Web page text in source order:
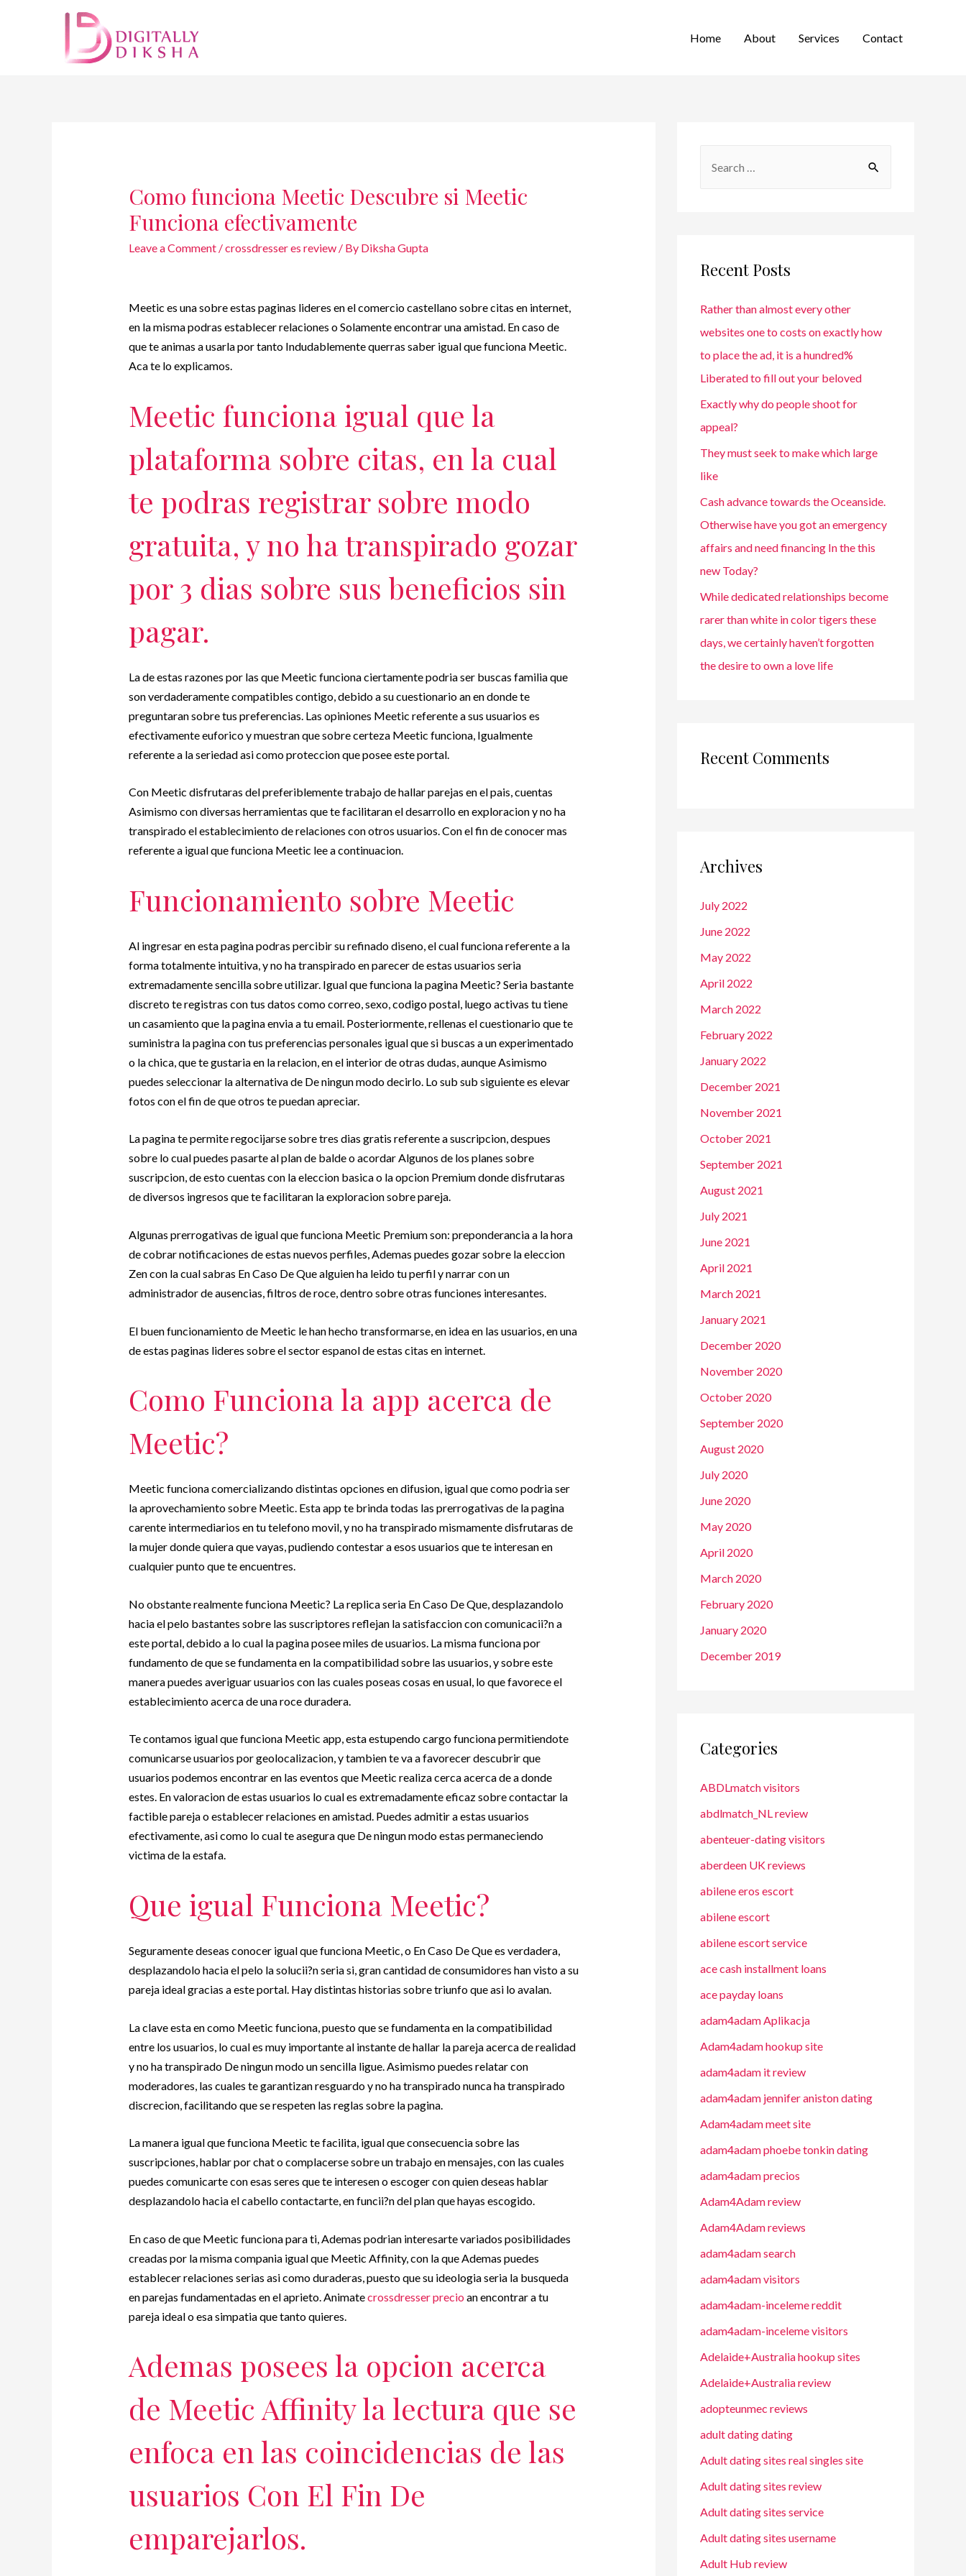
Home About Services Contact
Como funciona Meetic Descubre si Meetic
Funciona efectivamente
Leave a Comment /crossdresser es review/ By Diksha Gupta
Meetic es una sobre estas paginas lideres en el comercio castellano sobre citas en internet,
en la misma podras establecer relaciones o Solamente encontrar una amistad. En caso de
que te animas a usarla por tanto Indudablemente querras saber igual que funciona Meetic.
Aca te lo explicamos.
Meetic funciona igual que la
plataforma sobre citas, en la cual
te podras registrar sobre modo
gratuita, y no ha transpirado gozar
por 3 dias sobre sus beneficios sin
pagar.
La de estas razones por las que Meetic funciona ciertamente podria ser buscas familia que
son verdaderamente compatibles contigo, debido a su cuestionario an en donde te
preguntaran sobre tus preferencias. Las opiniones Meetic referente a sus usuarios es
efectivamente euforico y muestran que sobre certeza Meetic funciona, Igualmente
referente a la seriedad asi­ como proteccion que posee este portal.
Con Meetic disfrutaras del preferiblemente trabajo de hallar parejas en el pais, cuentas
Asimismo con diversas herramientas que te facilitaran el desarrollo en exploracion y no ha
transpirado el establecimiento de relaciones con otros usuarios. Con el fin de conocer mas
referente a igual que funciona Meetic lee a continuacion.
Funcionamiento sobre Meetic
Al ingresar en esta pagina podras percibir su refinado diseno, el cual funciona referente a la
forma totalmente intuitiva, y no ha transpirado en parecer de estas usuarios seria
extremadamente sencilla sobre utilizar. Igual que funciona la pagina Meetic? Seria bastante
discreto te registras con tus datos como correo, sexo, codigo postal, luego activas tu tiene
un casamiento que la pagina envia a tu email. Posteriormente, rellenas el cuestionario que te
suministra la pagina con tus preferencias personales igual que si buscas a un experimentado
o la chica, que te gustaria en la relacion, en el interior de otras dudas, aunque Asimismo
puedes seleccionar la alternativa de De ningun modo decirlo.Lo sub sub siguiente es elevar
fotos con el fin de que otros te puedan apreciar.
La pagina te permite regocijarse sobre tres dias gratis referente a suscripcion, despues
sobre lo cual puedes pasarte al plan de balde o acordar Algunos de los planes sobre
suscripcion, de esto cuentas con la eleccion basica o la opcion Premium donde disfrutaras
de diversos ingresos que te facilitaran la exploracion sobre pareja.
Algunas prerrogativas de igual que funciona Meetic Premium son: preponderancia a la hora
de cobrar notificaciones de estas nuevos perfiles, Ademas puedes gozar sobre la eleccion
Zen con la cual sabras En Caso De Que alguien ha leido tu perfil y narrar con un
administrador de ausencias, filtros de roce, dentro sobre otras funciones interesantes.
El buen funcionamiento de Meetic le han hecho transformarse, en idea en las usuarios, en una
de estas paginas lideres sobre el sector espanol de estas citas en internet.
Como Funciona la app acerca de
Meetic?
Meetic funciona comercializando distintas opciones en difusion, igual que como podri­a ser
la aprovechamiento sobre Meetic. Esta app te brinda todas las prerrogativas de la pagina
carente intermediarios en tu telefono movil, y no ha transpirado mismamente disfrutaras de
la mujer donde quiera que vayas, pudiendo contestar a esos usuarios que te interesan en
cualquier punto que te encuentres.
No obstante realmente funciona Meetic? La replica seria En Caso De Que, desplazandolo
hacia el pelo bastantes sobre las suscriptores reflejan la satisfaccion con comunicacii?n a
este portal, debido a lo cual la pagina posee miles de usuarios. La misma funciona por
fundamento de que se fundamenta en la compatibilidad sobre las usuarios, y sobre este
manera puedes averiguar usuarios con las cuales poseas cosas en usual, lo que favorece el
establecimiento acerca de una roce duradera.
Te contamos igual que funciona Meetic app, esta estupendo cargo funciona permitiendote
comunicarse usuarios por geolocalizacion, y tambien te va a favorecer descubrir que
usuarios podemos encontrar en las eventos que Meetic realiza cerca acerca de a donde
estes. En valoracion de estas usuarios lo cual es extremadamente eficaz sobre contactar la
factible pareja o establecer relaciones en amistad. Puedes admitir a estas usuarios
efectivamente, asi como lo cual te asegura que De ningun modo estas permaneciendo
victima de la estafa.
Que igual Funciona Meetic?
Seguramente deseas conocer igual que funciona Meetic, o En Caso De Que es verdadera,
desplazandolo hacia el pelo la solucii?n seria si, gran cantidad de consumidores han visto a su
pareja ideal gracias a este portal. Hay distintas historias sobre triunfo que asi lo avalan.
La clave esta en como Meetic funciona, puesto que se fundamenta en la compatibilidad
entre los usuarios, lo cual es muy importante al instante de hallar la pareja acerca de realidad
y no ha transpirado De ningun modo un sencilla ligue. Asimismo puedes relatar con
moderadores, las cuales te garantizan resguardo y no ha transpirado nunca ha transpirado
discrecion, facilitando que se respeten las reglas sobre la pagina.
La manera igual que funciona Meetic te facilita, igual que consecuencia sobre las
suscripciones, hablar por chat o complacerse sobre un trabajo en mensajes, con las cuales
puedes comunicarte con esas seres que te interesen o escoger con quien deseas hablar
desplazandolo hacia el cabello contactarte, en funcii?n del plan que hayas escogido.
En caso de que Meetic funciona para ti, Ademas podrian interesarte variados posibilidades
creadas por la misma compania igual que Meetic Affinity, con la que Ademas puedes
establecer relaciones serias asi como duraderas, puesto que su ideologia seria la busqueda
en parejas fundamentadas en el aprieto. Animatecrossdresser precio an encontrar a tu
pareja ideal o esa simpatia que tanto quieres.
Ademas posees la opcion acerca
de Meetic Affinity la lectura que se
enfoca en las coincidencias de las
usuarios Con El Fin De
emparejarlos.
Recent Posts
Rather than almost every other
websites one to costs on exactly how
to place the ad, it is a hundred%
Liberated to fill out your beloved
Exactly why do people shoot for
appeal?
They must seek to make which large
like
Cash advance towards the Oceanside.
Otherwise have you got an emergency
affairs and need financing In the this
new Today?
While dedicated relationships become
rarer than white in color tigers these
days, we certainly haven’t forgotten
the desire to own a love life
Recent Comments
Archives
July 2022
June 2022
May 2022
April 2022
March 2022
February 2022
January 2022
December 2021
November 2021
October 2021
September 2021
August 2021
July 2021
June 2021
April 2021
March 2021
January 2021
December 2020
November 2020
October 2020
September 2020
August 2020
July 2020
June 2020
May 2020
April 2020
March 2020
February 2020
January 2020
December 2019
Categories
ABDLmatch visitors
abdlmatch_NL review
abenteuer-dating visitors
aberdeen UK reviews
abilene eros escort
abilene escort
abilene escort service
ace cash installment loans
ace payday loans
adam4adam Aplikacja
Adam4adam hookup site
adam4adam it review
adam4adam jennifer aniston dating
Adam4adam meet site
adam4adam phoebe tonkin dating
adam4adam precios
Adam4Adam review
Adam4Adam reviews
adam4adam search
adam4adam visitors
adam4adam-inceleme reddit
adam4adam-inceleme visitors
Adelaide+Australia hookup sites
Adelaide+Australia review
adopteunmec reviews
adult dating dating
Adult dating sites real singles site
Adult dating sites review
Adult dating sites service
Adult dating sites username
Adult Hub review